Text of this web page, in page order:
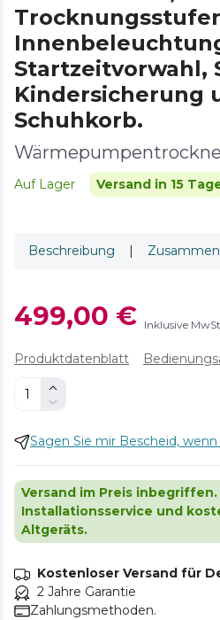
Startzeitvorwahl,
Kindersicherung
Schuhkorb.
Auf Lager Versand in 15
Beschreibung |
499,00 € Inklusive MwSt.
Produktdatenblatt
Sagen Sie mir Bescheid,
Versand im Preis inbegriffen.
Installationsservice und
Altgeräts.
Kostenloser Versand für
2 Jahre Garantie
Zahlungsmethoden.